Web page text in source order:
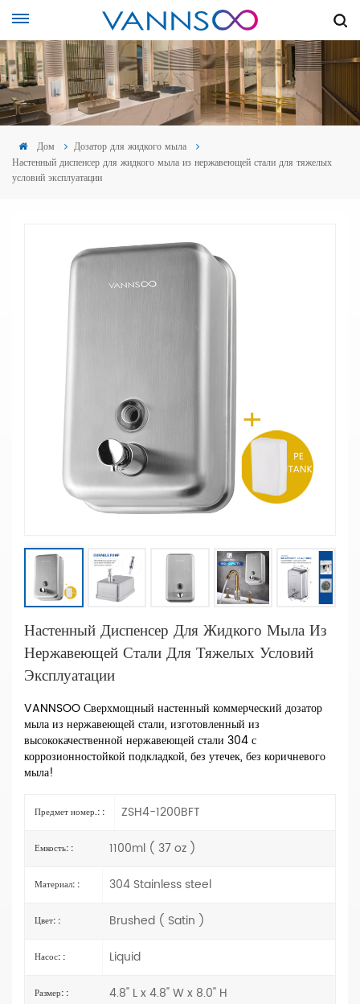
Дом
Дозатор для жидкого мыла
Настенный диспенсер для жидкого мыла из нержавеющей стали для тяжелых
условий эксплуатации
Настенный Диспенсер Для Жидкого Мыла Из
Нержавеющей Стали Для Тяжелых Условий
Эксплуатации
VANNSOO Сверхмощный настенный коммерческий дозатор
мыла из нержавеющей стали, изготовленный из
высококачественной нержавеющей стали 304 с
коррозионностойкой подкладкой, без утечек, без коричневого
мыла!
Предмет номер.: : ZSH4-1200BFT
Емкость: : 1100ml ( 37 oz )
Материал: : 304 Stainless steel
Цвет: : Brushed ( Satin )
Насос: : Liquid
Размер: : 4.8" L x 4.8" W x 8.0" H